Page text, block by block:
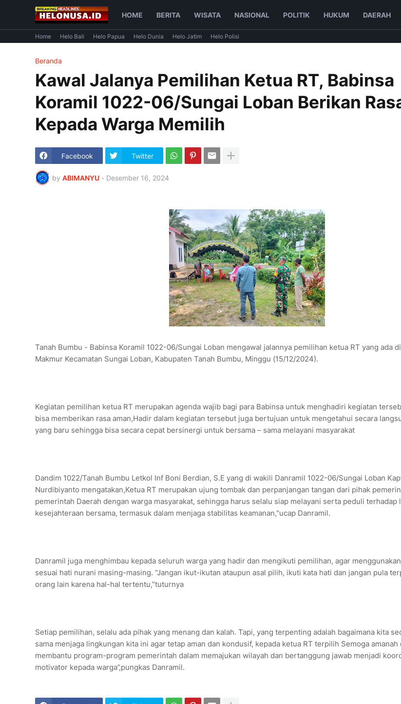
HOME BERITA WISATA NASIONAL POLITIK HUKUM DAERAH
Home Helo Bali Helo Papua Helo Dunia Helo Jatim Helo Polisi
Beranda
Kawal Jalanya Pemilihan Ketua RT, Babinsa
Koramil 1022-06/Sungai Loban Berikan
Kepada Warga Memilih
Facebook Twitter
by ABIMANYU - Desember 16, 2024
Tanah Bumbu - Babinsa Koramil 1022-06/Sungai Loban mengawal jalannya pemilihan ketua RT yang ada
Makmur Kecamatan Sungai Loban, Kabupaten Tanah Bumbu, Minggu (15/12/2024).
Kegiatan pemilihan ketua RT merupakan agenda wajib bagi para Babinsa untuk menghadiri kegiatan
bisa memberikan rasa aman,Hadir dalam kegiatan tersebut juga bertujuan untuk mengetahui secara
yang baru sehingga bisa secara cepat bersinergi untuk bersama – sama melayani masyarakat
Dandim 1022/Tanah Bumbu Letkol Inf Boni Berdian, S.E yang di wakili Danramil 1022-06/Sungai Loban
Nurdibiyanto mengatakan,Ketua RT merupakan ujung tombak dan perpanjangan tangan dari pihak
pemerintah Daerah dengan warga masyarakat, sehingga harus selalu siap melayani serta peduli terhadap
kesejahteraan bersama, termasuk dalam menjaga stabilitas keamanan,"ucap Danramil.
Danramil juga menghimbau kepada seluruh warga yang hadir dan mengikuti pemilihan, agar
sesuai hati nurani masing-masing. “Jangan ikut-ikutan ataupun asal pilih, ikuti kata hati dan jangan pula
orang lain karena hal-hal tertentu,”tuturnya
Setiap pemilihan, selalu ada pihak yang menang dan kalah. Tapi, yang terpenting adalah bagaimana kita
sama menjaga lingkungan kita ini agar tetap aman dan kondusif, kepada ketua RT terpilih Semoga amanah
membantu program-program pemerintah dalam memajukan wilayah dan bertanggung jawab menjadi
motivator kepada warga”,pungkas Danramil.